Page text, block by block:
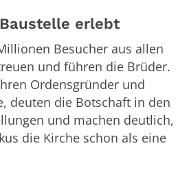
erlebt
Besucher aus allen
und führen die Brüder.
Ordensgründer und
deuten die Botschaft in den
und machen deutlich,
die Kirche schon als eine